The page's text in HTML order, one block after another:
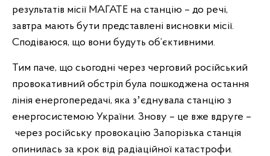
результатів місії МАГАТЕ на станцію – до речі,
завтра мають бути представлені висновки місії.
Сподіваюся, що вони будуть об’єктивними.
Тим паче, що сьогодні через черговий російський
провокативний обстріл була пошкоджена остання
лінія енергопередачі, яка зʼєднувала станцію з
енергосистемою України. Знову – це вже вдруге –
через російську провокацію Запорізька станція
опинилась за крок від радіаційної катастрофи.